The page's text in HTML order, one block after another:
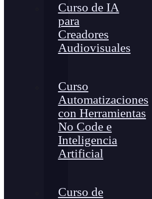
Curso de IA
para
Creadores
Audiovisuales
Curso
Automatizaciones
con Herramientas
No Code e
Inteligencia
Artificial
Curso de